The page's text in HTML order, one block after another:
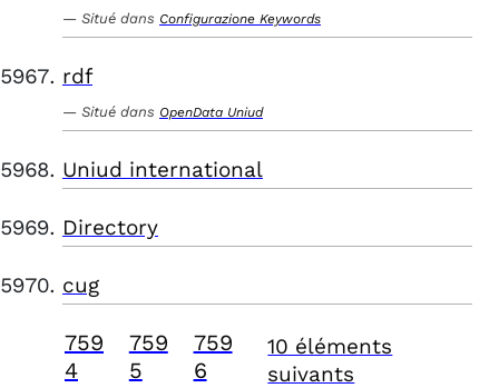
Situé dans Configurazione Keywords
rdf
Situé dans OpenData Uniud
Uniud international
Directory
cug
759
4
759
5
759
6
10 éléments
suivants